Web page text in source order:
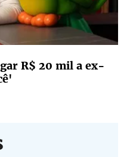
R$ 20 mil a ex-